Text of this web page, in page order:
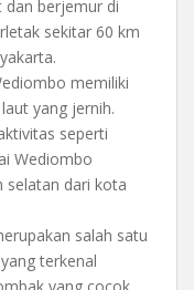
berjemur di
sekitar 60 km
memiliki
yang jernih.
seperti
Wediombo
selatan dari kota
salah satu
terkenal
yang cocok